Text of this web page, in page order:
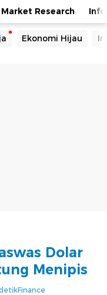
Market Research
Ekonomi Hijau
Dolar
Menipis